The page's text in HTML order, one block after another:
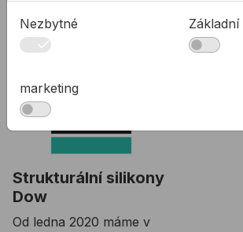
Související články
Strukturální silikony
Dow
Od ledna 2020 máme v
Nezbytné Základní
marketing